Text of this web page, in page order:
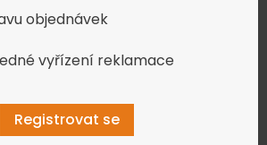
objednávek
vyřízení reklamace
Registrovat se